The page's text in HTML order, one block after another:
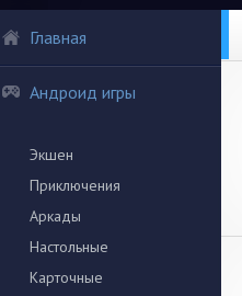
Главная
Андроид игры
Экшен
Приключения
Аркады
Настольные
Карточные